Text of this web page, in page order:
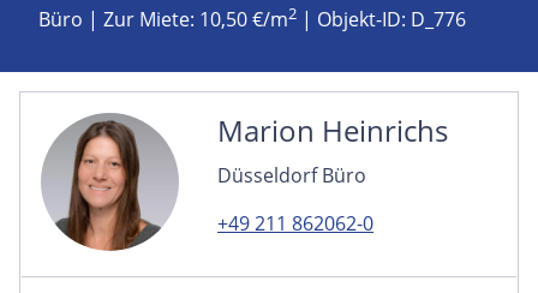
Büro | Zur Miete: 10,50 €/m2 | Objekt-ID: D_776
Marion Heinrichs
Düsseldorf Büro
+49 211 862062-0